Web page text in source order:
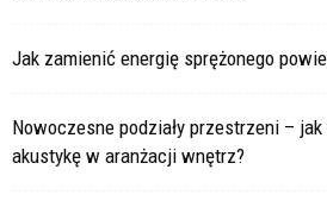
Jak zamienić energię sprężonego
Nowoczesne podziały przestrzeni –
akustykę w aranżacji wnętrz?